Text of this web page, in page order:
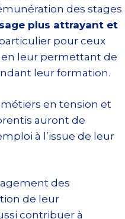
des stages
plus attrayant et
pour ceux
leur permettant de
leur formation.
en tension et
auront de
à l’issue de leur
des
de leur
contribuer à